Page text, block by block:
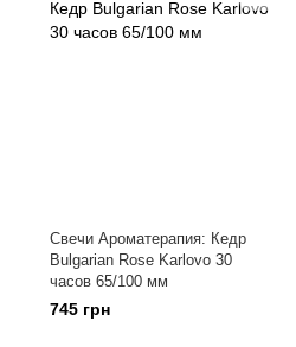
Свечи Ароматерапия: Кедр
Bulgarian Rose Karlovo 30
часов 65/100 мм
745 грн